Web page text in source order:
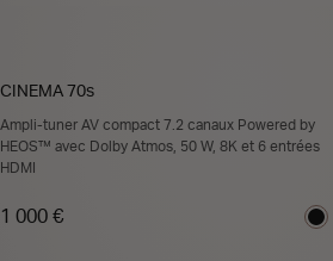
CINEMA 70s
Ampli-tuner AV compact 7.2 canaux Powered by
HEOS™ avec Dolby Atmos, 50 W, 8K et 6 entrées
HDMI
1 000 €